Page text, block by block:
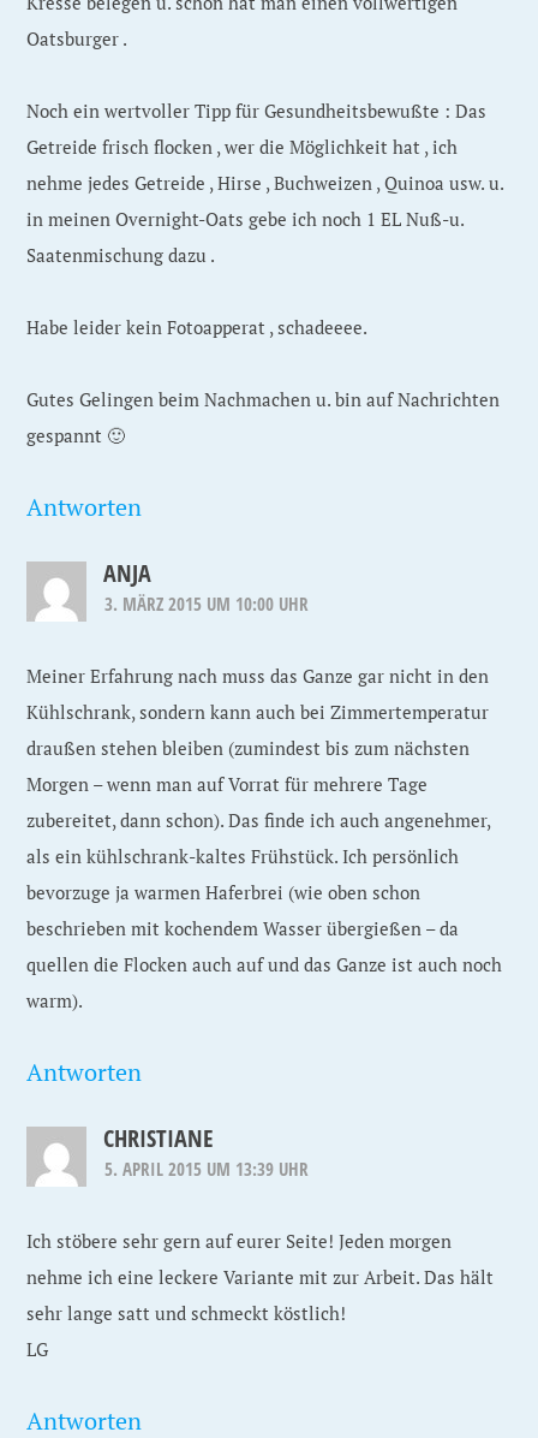
Oatsburger .
Noch ein wertvoller Tipp für Gesundheitsbewußte : Das
Getreide frisch flocken , wer die Möglichkeit hat , ich
nehme jedes Getreide , Hirse , Buchweizen , Quinoa usw. u.
in meinen Overnight-Oats gebe ich noch 1 EL Nuß-u.
Saatenmischung dazu .
Habe leider kein Fotoapperat , schadeeee.
Gutes Gelingen beim Nachmachen u. bin auf Nachrichten
gespannt 🙂
Antworten
ANJA
3. MÄRZ 2015 UM 10:00 UHR
Meiner Erfahrung nach muss das Ganze gar nicht in den
Kühlschrank, sondern kann auch bei Zimmertemperatur
draußen stehen bleiben (zumindest bis zum nächsten
Morgen – wenn man auf Vorrat für mehrere Tage
zubereitet, dann schon). Das finde ich auch angenehmer,
als ein kühlschrank-kaltes Frühstück. Ich persönlich
bevorzuge ja warmen Haferbrei (wie oben schon
beschrieben mit kochendem Wasser übergießen – da
quellen die Flocken auch auf und das Ganze ist auch noch
warm).
Antworten
CHRISTIANE
5. APRIL 2015 UM 13:39 UHR
Ich stöbere sehr gern auf eurer Seite! Jeden morgen
nehme ich eine leckere Variante mit zur Arbeit. Das hält
sehr lange satt und schmeckt köstlich!
LG
Antworten